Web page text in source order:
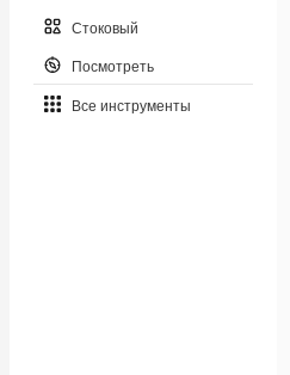
Стоковый
Посмотреть
Все инструменты